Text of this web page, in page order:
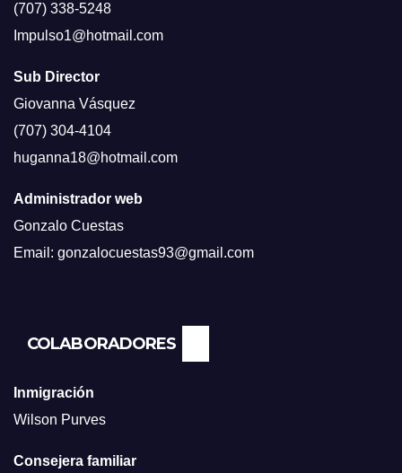
(707) 338-5248
Impulso1@hotmail.com
Sub Director
Giovanna Vásquez
(707) 304-4104
huganna18@hotmail.com
Administrador web
Gonzalo Cuestas
Email: gonzalocuestas93@gmail.com
COLABORADORES
Inmigración
Wilson Purves
Consejera familiar